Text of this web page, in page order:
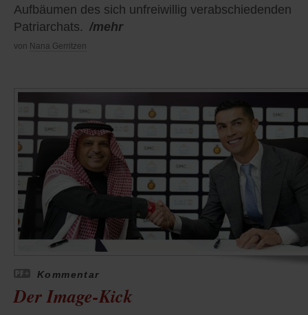
Aufbäumen des sich unfreiwillig verabschiedenden
Patriarchats. /mehr
von Nana Gerritzen
Kommentar
Der Image-Kick